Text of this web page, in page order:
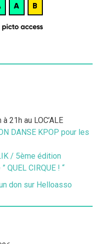
à 21h au LOC’ALE
DANSE KPOP pour les
/ 5ème édition
QUEL CIRQUE ! “
don sur Helloasso